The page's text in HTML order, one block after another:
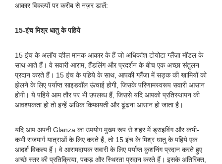
आकार विकल्पों पर करीब से नज़र डालें:
15-इंच मिश्र धातु के पहिये
15 इंच के अलॉय व्हील मानक आकार के हैं जो अधिकांश टोयोटा ग्लैंज़ा मॉडल के
साथ आते हैं। वे सवारी आराम, हैंडलिंग और प्रदर्शन के बीच एक अच्छा संतुलन
प्रदान करते हैं। 15 इंच के पहिये के साथ, आपकी ग्लैंजा में सड़क की खामियों को
झेलने के लिए पर्याप्त साइडवॉल ऊंचाई होगी, जिसके परिणामस्वरूप सवारी आसान
होगी। ये पहिये आम तौर पर भी उपलब्ध हैं, जिससे यदि आपको प्रतिस्थापन की
आवश्यकता हो तो इन्हें अधिक किफायती और ढूंढना आसान हो जाता है।
यदि आप अपनी Glanza का उपयोग मुख्य रूप से शहर में ड्राइविंग और कभी-
कभी राजमार्ग यात्राओं के लिए करते हैं, तो 15 इंच के मिश्र धातु के पहिये एक
आदर्श विकल्प हैं। वे आरामदायक सवारी के लिए पर्याप्त कुशनिंग प्रदान करते हुए
अच्छे स्तर की प्रतिक्रिया, पकड़ और स्थिरता प्रदान करते हैं। इसके अतिरिक्त,